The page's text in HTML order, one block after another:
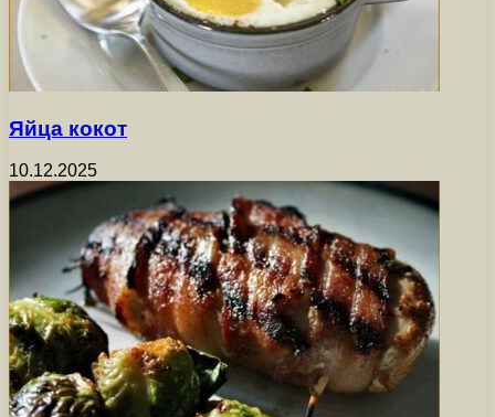
Яйца кокот
10.12.2025